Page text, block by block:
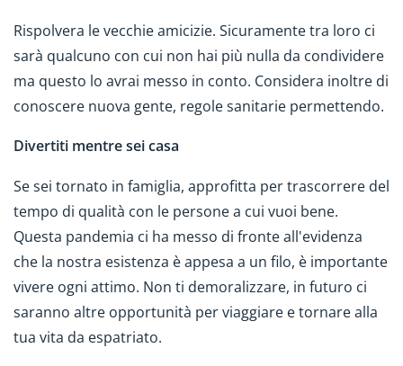
Rispolvera le vecchie amicizie. Sicuramente tra loro ci
sarà qualcuno con cui non hai più nulla da condividere
ma questo lo avrai messo in conto. Considera inoltre di
conoscere nuova gente, regole sanitarie permettendo.
Divertiti mentre sei casa
Se sei tornato in famiglia, approfitta per trascorrere del
tempo di qualità con le persone a cui vuoi bene.
Questa pandemia ci ha messo di fronte all'evidenza
che la nostra esistenza è appesa a un filo, è importante
vivere ogni attimo. Non ti demoralizzare, in futuro ci
saranno altre opportunità per viaggiare e tornare alla
tua vita da espatriato.